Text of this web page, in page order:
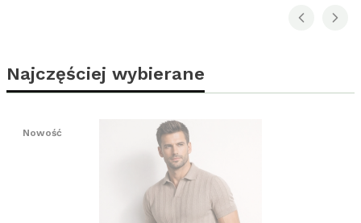
Najczęściej wybierane
Nowość